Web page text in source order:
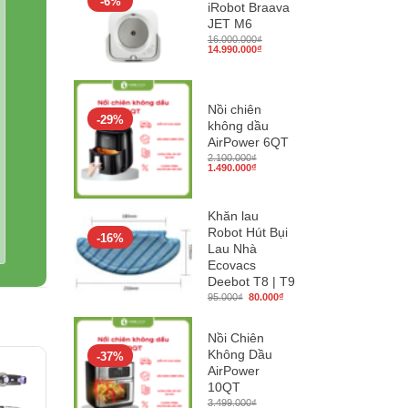
iRobot Braava
JET M6
16.000.000₫
Giá
14.990.000₫Giá
-29%
Nồi chiên
không dầu
AirPower 6QT
2.100.000₫
Giá
1.490.000₫Giá
-16%
Khăn lau
Robot Hút Bụi
Lau Nhà
Ecovacs
Deebot T8 | T9
95.000₫ Giá
80.000₫
-37%
Nồi Chiên
Không Dầu
AirPower
10QT
3.499.000₫